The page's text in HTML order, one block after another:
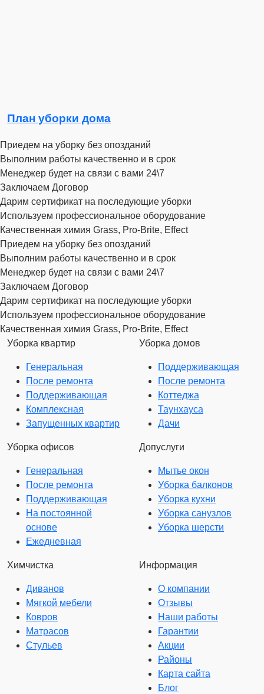
План уборки дома
Приедем на уборку без опозданий
Выполним работы качественно и в срок
Менеджер будет на связи с вами 24\7
Заключаем Договор
Дарим сертификат на последующие уборки
Используем профессиональное оборудование
Качественная химия Grass, Pro-Brite, Effect
Приедем на уборку без опозданий
Выполним работы качественно и в срок
Менеджер будет на связи с вами 24\7
Заключаем Договор
Дарим сертификат на последующие уборки
Используем профессиональное оборудование
Качественная химия Grass, Pro-Brite, Effect
Уборка квартир
Генеральная
После ремонта
Поддерживающая
Комплексная
Запущенных квартир
Уборка домов
Поддерживающая
После ремонта
Коттеджа
Таунхауса
Дачи
Уборка офисов
Генеральная
После ремонта
Поддерживающая
На постоянной
основе
Ежедневная
Допуслуги
Мытье окон
Уборка балконов
Уборка кухни
Уборка санузлов
Уборка шерсти
Химчистка
Диванов
Мягкой мебели
Ковров
Матрасов
Стульев
Информация
О компании
Отзывы
Наши работы
Гарантии
Акции
Районы
Карта сайта
Блог